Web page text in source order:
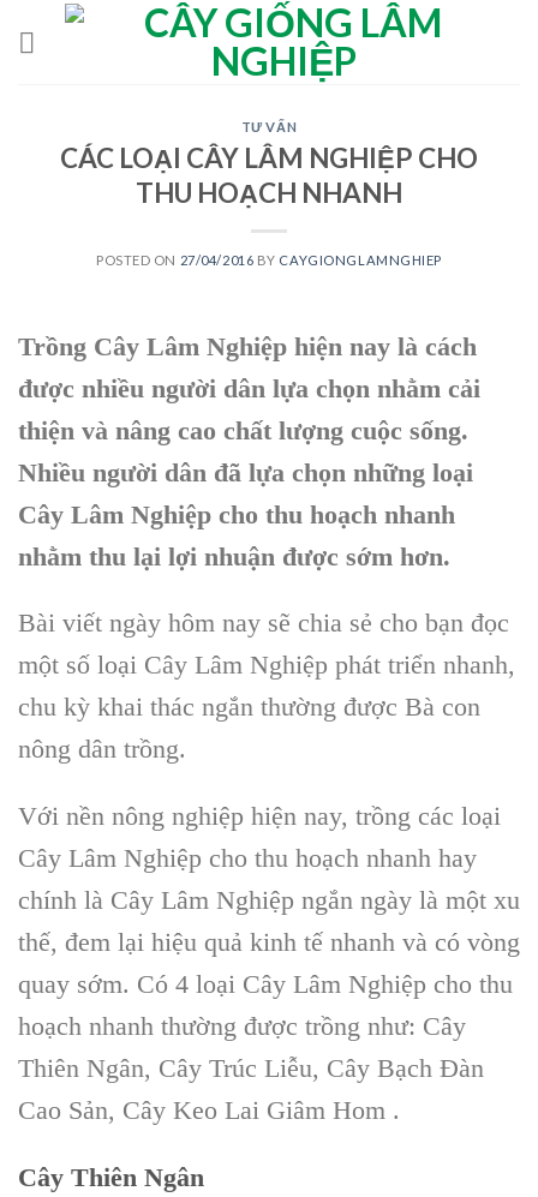
TƯ VẤN
CÁC LOẠI CÂY LÂM NGHIỆP CHO
THU HOẠCH NHANH
POSTED ON 27/04/2016 BY CAYGIONGLAMNGHIEP
Trồng Cây Lâm Nghiệp hiện nay là cách
được nhiều người dân lựa chọn nhằm cải
thiện và nâng cao chất lượng cuộc sống.
Nhiều người dân đã lựa chọn những loại
Cây Lâm Nghiệp cho thu hoạch nhanh
nhằm thu lại lợi nhuận được sớm hơn.
Bài viết ngày hôm nay sẽ chia sẻ cho bạn đọc
một số loại Cây Lâm Nghiệp phát triển nhanh,
chu kỳ khai thác ngắn thường được Bà con
nông dân trồng.
Với nền nông nghiệp hiện nay, trồng các loại
Cây Lâm Nghiệp cho thu hoạch nhanh hay
chính là Cây Lâm Nghiệp ngắn ngày là một xu
thế, đem lại hiệu quả kinh tế nhanh và có vòng
quay sớm. Có 4 loại Cây Lâm Nghiệp cho thu
hoạch nhanh thường được trồng như: Cây
Thiên Ngân, Cây Trúc Liễu, Cây Bạch Đàn
Cao Sản, Cây Keo Lai Giâm Hom .
Cây Thiên Ngân